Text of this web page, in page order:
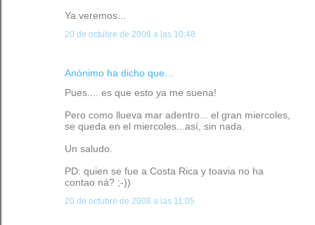
Ya veremos...
20 de octubre de 2008 a las 10:48
Anónimo ha dicho que…
Pues.... es que esto ya me suena!
Pero como llueva mar adentro... el gran miercoles,
se queda en el miercoles...así, sin nada.
Un saludo.
PD: quien se fue a Costa Rica y toavia no ha
contao ná? ;-))
20 de octubre de 2008 a las 11:05